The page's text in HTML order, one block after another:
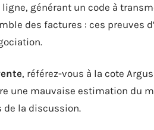
générant un code à
des factures : ces preuves
, référez-vous à la cote
une mauvaise estimation du
la discussion.